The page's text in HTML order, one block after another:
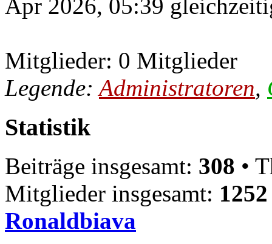
Apr 2026, 05:39
Mitglieder: 0 Mitglieder
Legende:Administratoren,
Statistik
Beiträge insgesamt: 308 •
Mitglieder insgesamt: 1252
Ronaldbiava